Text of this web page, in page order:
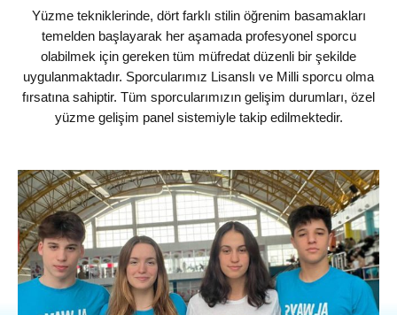
Yüzme tekniklerinde, dört farklı stilin öğrenim basamakları
temelden başlayarak her aşamada profesyonel sporcu
olabilmek için gereken tüm müfredat düzenli bir şekilde
uygulanmaktadır. Sporcularımız Lisanslı ve Milli sporcu olma
fırsatına sahiptir. Tüm sporcularımızın gelişim durumları, özel
yüzme gelişim panel sistemiyle takip edilmektedir.